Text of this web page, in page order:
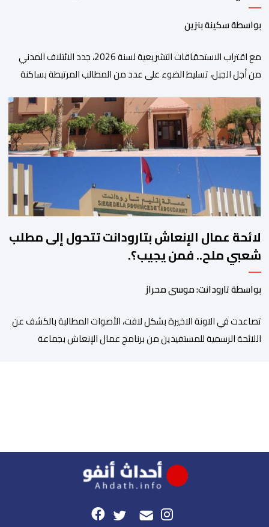
بواسطة سكينة بنزين
مع اقتراب الاستحقاقات التشريعية لسنة 2026، جدد الائتلاف المدني
من أجل الجبل، تسليط الضوء على عدد من المطالب المرتبطة بساكنة
فيها الأحزاب السياسية، إلى ادراج 10 التزامات ضمن برامجها الانتخابية
المنتظرة، في إطار تعاقد سياسي مع المناطق الجبلية والانتقال من
الوعود الانتخابية إلى التزامات عملية […]
لائحة عمال الإنعاش بتارودانت تتحول إلى مطلب
شعبي ملح.. فمن يجيب؟.
بواسطة تارودانت: موسى محراز
تصاعدت في الاونة الاخيرة بشكل لافت، الأصوات المطالبة بالكشف عن
اللائحة الرسمية للمستفيدين من برنامج عمال الإنعاش بجماعة